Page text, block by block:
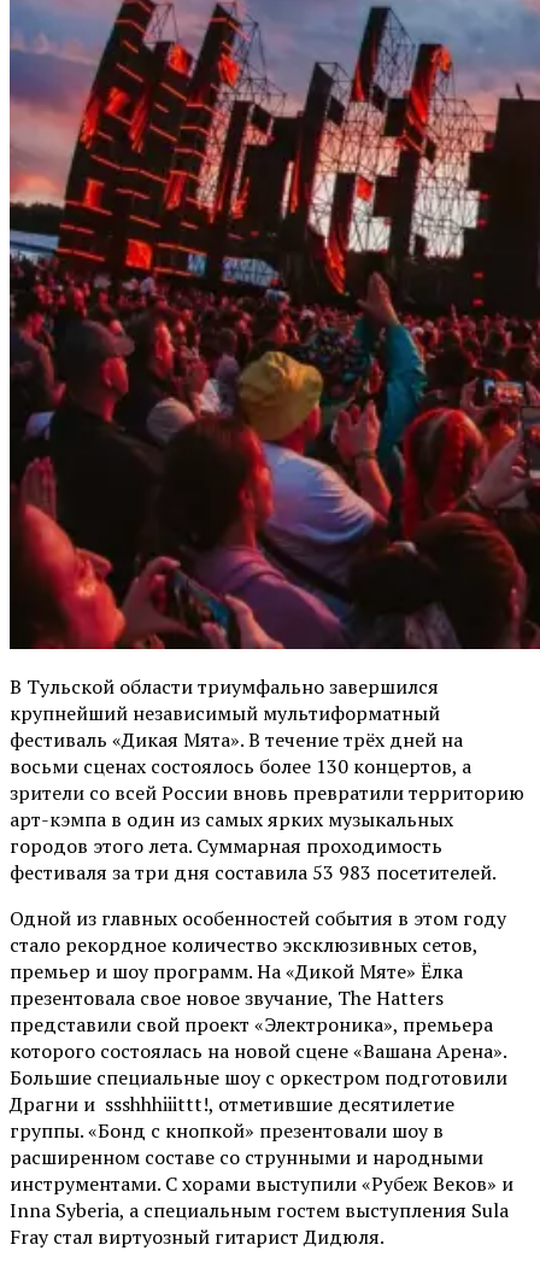
В Тульской области триумфально завершился
крупнейший независимый мультиформатный
фестиваль «Дикая Мята». В течение трёх дней на
восьми сценах состоялось более 130 концертов, а
зрители со всей России вновь превратили территорию
арт-кэмпа в один из самых ярких музыкальных
городов этого лета. Суммарная проходимость
фестиваля за три дня составила 53 983 посетителей.
Одной из главных особенностей события в этом году
стало рекордное количество эксклюзивных сетов,
премьер и шоу программ. На «Дикой Мяте» Ёлка
презентовала свое новое звучание, The Hatters
представили свой проект «Электроника», премьера
которого состоялась на новой сцене «Вашана Арена».
Большие специальные шоу с оркестром подготовили
Драгни и ssshhhiiittt!, отметившие десятилетие
группы. «Бонд с кнопкой» презентовали шоу в
расширенном составе со струнными и народными
инструментами. С хорами выступили «Рубеж Веков» и
Inna Syberia, а специальным гостем выступления Sula
Fray стал виртуозный гитарист Дидюля.